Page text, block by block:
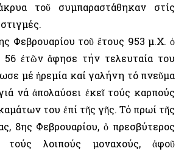
τοῦ συμπαραστάθηκαν στίς
Φεβρουαρίου τοῦ ἔτους 953 μ.Χ. ὁ
56 ἐτῶν ἄφησε τήν τελευταία του
μέ ἠρεμία καί γαλήνη τό πνεῦμα
νά ἀπολαύσει ἐκεῖ τούς καρπούς
του ἐπί τῆς γῆς. Τό πρωί τῆς
8ης Φεβρουαρίου, ὁ πρεσβύτερος
τούς λοιπούς μοναχούς, ἀφοῦ